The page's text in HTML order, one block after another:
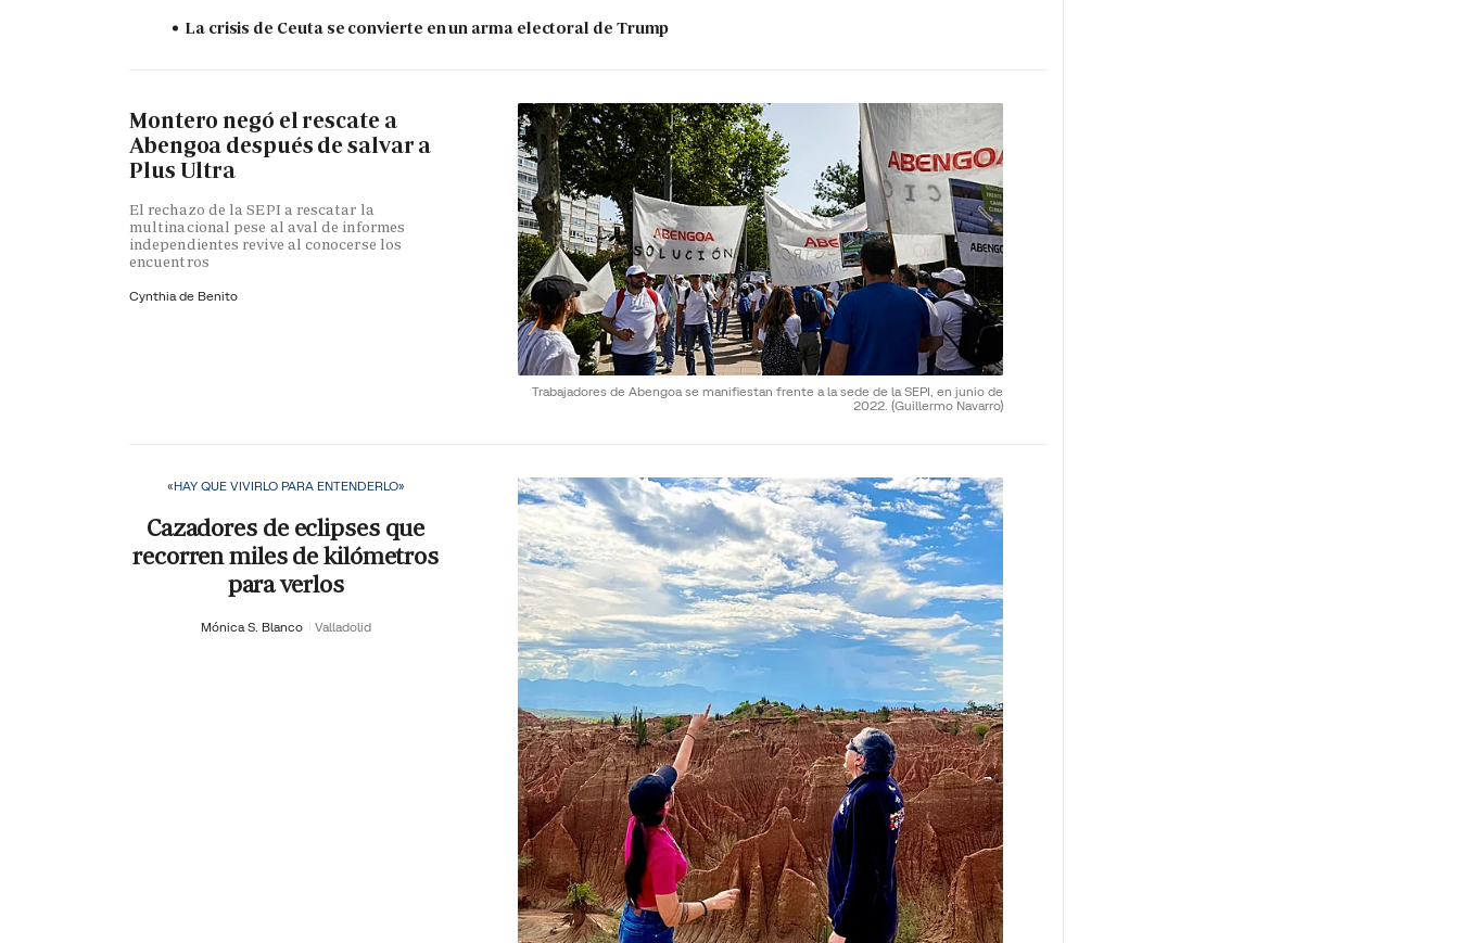
La crisis de Ceuta se convierte en un arma electoral de Trump
Trabajadores de Abengoa se manifiestan frente a la sede de la SEPI, en junio de
2022. (Guillermo Navarro)
Montero negó el rescate a
Abengoa después de salvar a
Plus Ultra
El rechazo de la SEPI a rescatar la
multinacional pese al aval de informes
independientes revive al conocerse los
encuentros
Cynthia de Benito
«HAY QUE VIVIRLO PARA ENTENDERLO»
Cazadores de eclipses que
recorren miles de kilómetros
para verlos
Mónica S. Blanco Valladolid